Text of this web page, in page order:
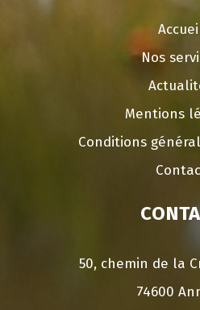
Nos
Mentions
Conditions
50, chemin de la
74600